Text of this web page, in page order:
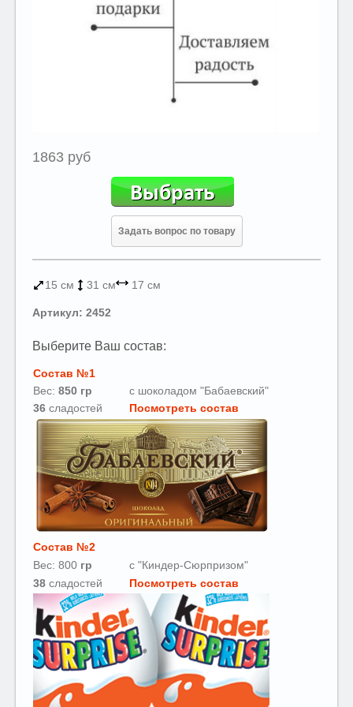
1863 руб
Задать вопрос по товару
15 см 31 см 17 см
Артикул: 2452
Выберите Ваш состав:
Состав №1
Вес: 850 гр
с шоколадом "Бабаевский"
36 сладостей Посмотреть состав
Состав №2
Вес: 800 гр
с "Киндер-Сюрпризом"
38 сладостей Посмотреть состав